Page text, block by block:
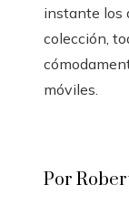
instante los
colección,
móviles.
Por